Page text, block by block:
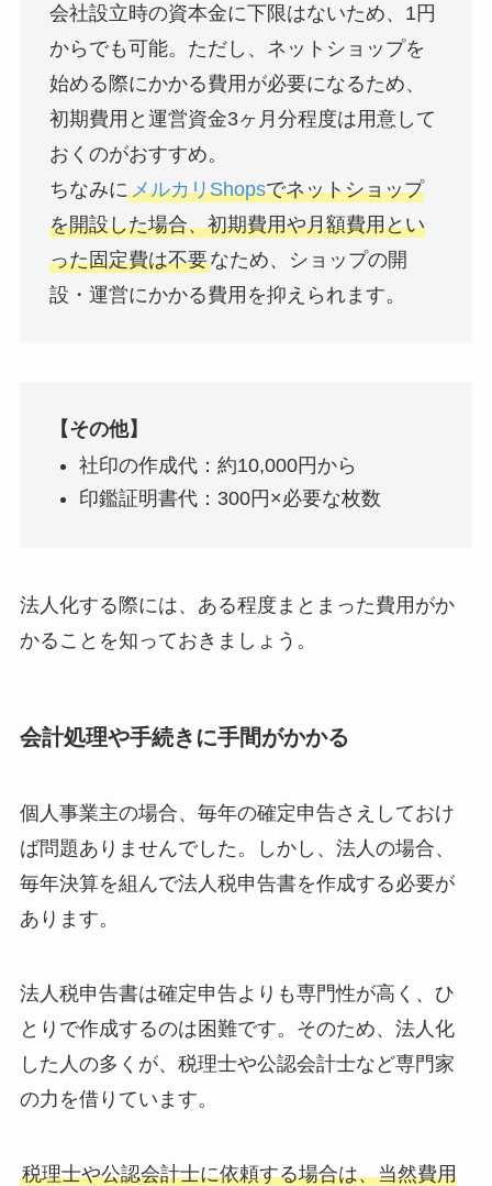
会社設立時の資本金に下限はないため、1円
からでも可能。ただし、ネットショップを
始める際にかかる費用が必要になるため、
初期費用と運営資金3ヶ月分程度は用意して
おくのがおすすめ。
ちなみにメルカリShopsでネットショップ
を開設した場合、初期費用や月額費用とい
った固定費は不要なため、ショップの開
設・運営にかかる費用を抑えられます。
【その他】
社印の作成代：約10,000円から
印鑑証明書代：300円×必要な枚数
法人化する際には、ある程度まとまった費用がか
かることを知っておきましょう。
会計処理や手続きに手間がかかる
個人事業主の場合、毎年の確定申告さえしておけ
ば問題ありませんでした。しかし、法人の場合、
毎年決算を組んで法人税申告書を作成する必要が
あります。
法人税申告書は確定申告よりも専門性が高く、ひ
とりで作成するのは困難です。そのため、法人化
した人の多くが、税理士や公認会計士など専門家
の力を借りています。
税理士や公認会計士に依頼する場合は、当然費用